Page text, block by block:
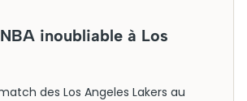
inoubliable à Los
des Los Angeles Lakers au